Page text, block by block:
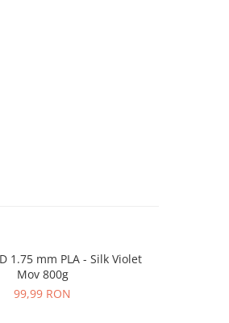
1.75 mm PLA - Silk Violet
Mov 800g
99,99 RON